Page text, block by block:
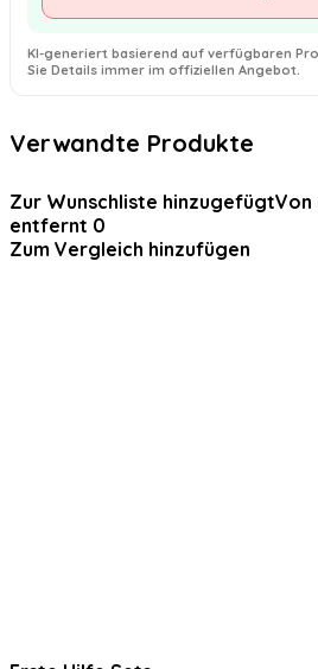
KI-generiert basierend auf verfügbaren
Sie Details immer im offiziellen Angebot.
Verwandte Produkte
Zur Wunschliste hinzugefügtVon
entfernt 0
Zum Vergleich hinzufügen